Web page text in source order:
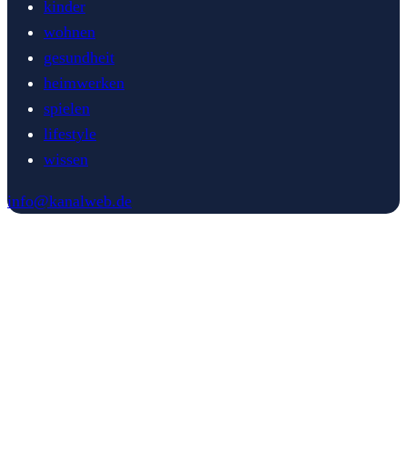
kinder
wohnen
gesundheit
heimwerken
spielen
lifestyle
wissen
info@kanalweb.de